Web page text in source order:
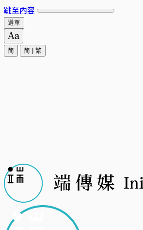
跳至內容
選單
简 简 繁